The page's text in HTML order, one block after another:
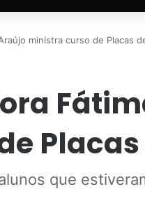
ministra curso de Placas
Placas
que